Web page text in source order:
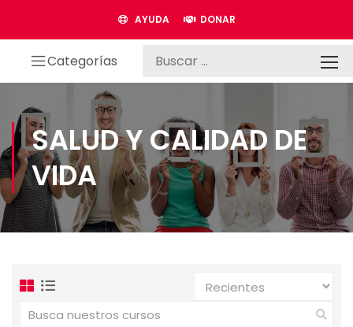
AYUDA DONAR
Categorías
SALUD Y CALIDAD DE
VIDA